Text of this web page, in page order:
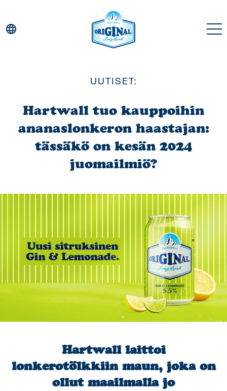
language
Juomat
Historia
Maat
Ota yhteyttä
Kauppa
UUTISET:
Hartwall tuo kauppoihin
ananaslonkeron haastajan:
tässäkö on kesän 2024
juomailmiö?
Hartwall laittoi
lonkerotölkkiin maun, joka on
ollut maailmalla jo